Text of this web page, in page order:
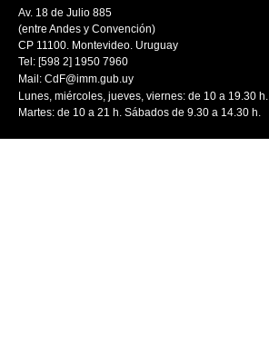
Av. 18 de Julio 885
(entre Andes y Convención)
CP 11100. Montevideo. Uruguay
Tel: [598 2] 1950 7960
Mail: CdF@imm.gub.uy
Lunes, miércoles, jueves, viernes: de 10 a 19.30 h.
Martes: de 10 a 21 h. Sábados de 9.30 a 14.30 h.